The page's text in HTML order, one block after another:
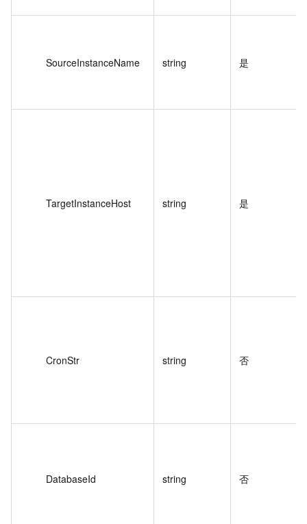
SourceInstanceName string 是
TargetInstanceHost string 是
CronStr string 否
DatabaseId string 否